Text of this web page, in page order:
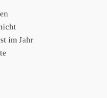
im Jahr